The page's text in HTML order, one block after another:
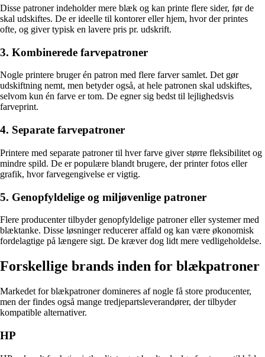
Disse patroner indeholder mere blæk og kan printe flere sider, før de
skal udskiftes. De er ideelle til kontorer eller hjem, hvor der printes
ofte, og giver typisk en lavere pris pr. udskrift.
3. Kombinerede farvepatroner
Nogle printere bruger én patron med flere farver samlet. Det gør
udskiftning nemt, men betyder også, at hele patronen skal udskiftes,
selvom kun én farve er tom. De egner sig bedst til lejlighedsvis
farveprint.
4. Separate farvepatroner
Printere med separate patroner til hver farve giver større fleksibilitet og
mindre spild. De er populære blandt brugere, der printer fotos eller
grafik, hvor farvegengivelse er vigtig.
5. Genopfyldelige og miljøvenlige patroner
Flere producenter tilbyder genopfyldelige patroner eller systemer med
blæktanke. Disse løsninger reducerer affald og kan være økonomisk
fordelagtige på længere sigt. De kræver dog lidt mere vedligeholdelse.
Forskellige brands inden for blækpatroner
Markedet for blækpatroner domineres af nogle få store producenter,
men der findes også mange tredjepartsleverandører, der tilbyder
kompatible alternativer.
HP